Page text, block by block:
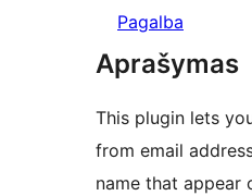
Pagalba
Aprašymas
This plugin lets
from email
name that appear